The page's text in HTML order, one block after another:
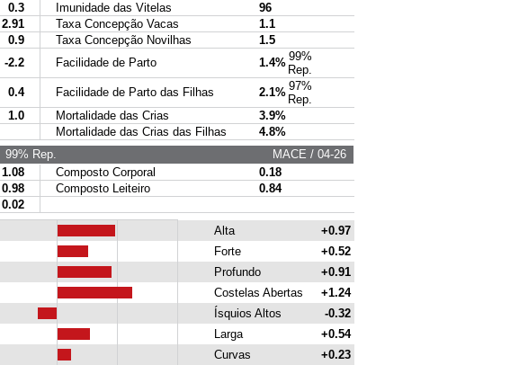
0.3 Imunidade das Vitelas
96
2.91 Taxa Concepção Vacas
1.1
0.9 Taxa Concepção Novilhas
1.5
-2.2 Facilidade de Parto 1.4% 99%
Rep.
0.4 Facilidade de Parto das Filhas 2.1% 97%
Rep.
1.0 Mortalidade das Crias
3.9%
Mortalidade das Crias das Filhas
4.8%
99% Rep.
MACE / 04-26
1.08 Composto Corporal
0.18
0.98 Composto Leiteiro
0.84
0.02
Alta
+0.97
Forte
+0.52
Profundo
+0.91
Costelas Abertas
+1.24
Ísquios Altos
-0.32
Larga
+0.54
Curvas +0.23